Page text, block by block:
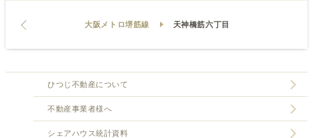
大阪メトロ堺筋線 天神橋筋六丁目
ひつじ不動産について
不動産事業者様へ
シェアハウス統計資料